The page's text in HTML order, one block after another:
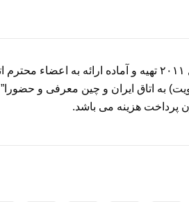
به اتاق ایران و چین معرفی و
پرداخت هزینه می باشد.